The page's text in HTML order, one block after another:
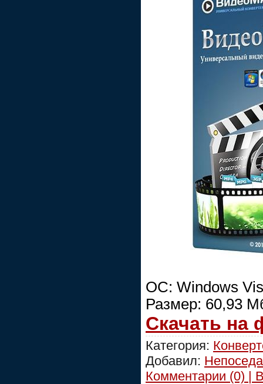
ОС: Windows
Размер: 60,93
Скачать на
Категория:
Добавил: Непоседа
Комментарии (0) |